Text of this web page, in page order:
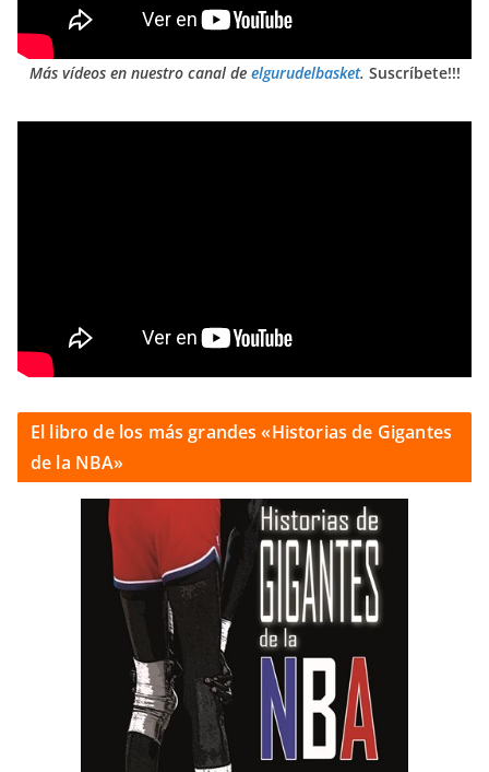
Más vídeos en nuestro canal de elgurudelbasket. Suscríbete!!!
El libro de los más grandes «Historias de Gigantes
de la NBA»